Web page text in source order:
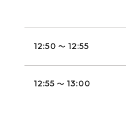
12:50 ～ 12:55
12:55 ～ 13:00